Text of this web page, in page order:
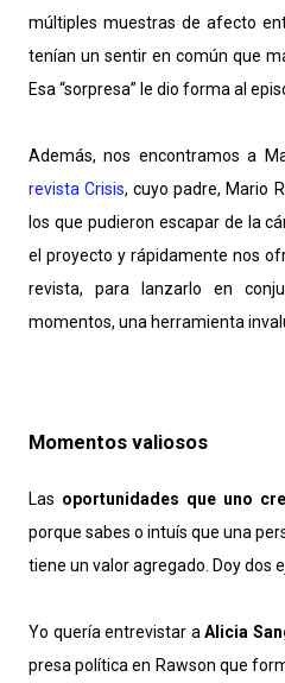
múltiples muestras de afecto
tenían un sentir en común que
Esa “sorpresa” le dio forma al
Además, nos encontramos a
revista Crisis, cuyo padre, Mario
los que pudieron escapar de la
el proyecto y rápidamente nos
revista, para lanzarlo en
momentos, una herramienta
Momentos valiosos
Las oportunidades que uno
porque sabes o intuís que una
tiene un valor agregado. Doy dos
Yo quería entrevistar aAlicia
presa política en Rawson que